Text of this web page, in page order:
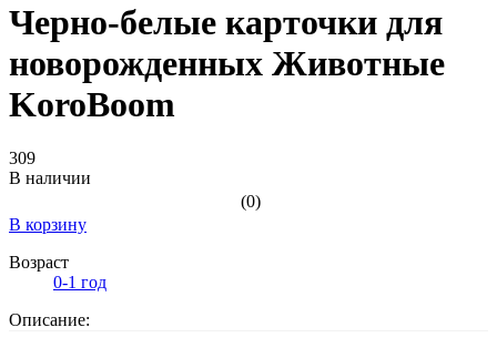
Черно-белые карточки для
новорожденных Животные
KoroBoom
309
В наличии
(0)
В корзину
Возраст
0-1 год
Описание: